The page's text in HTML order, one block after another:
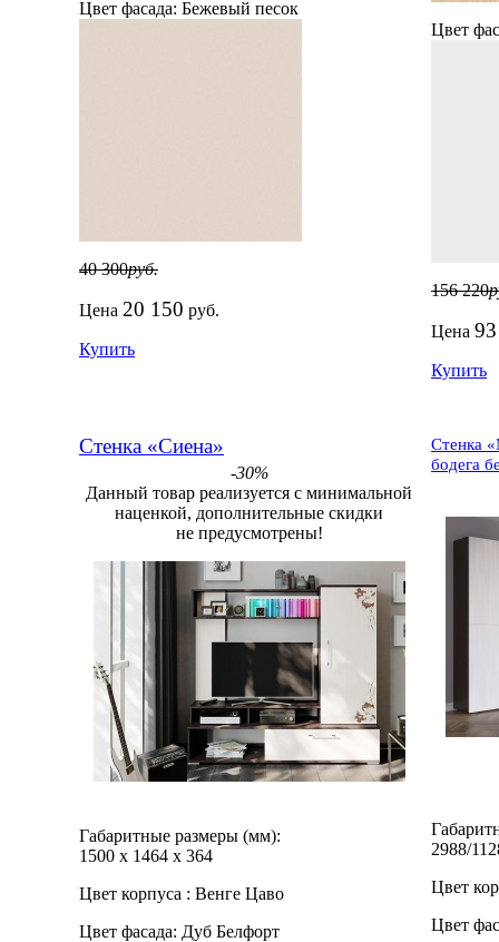
Цвет фасада: Бежевый песок
40 300руб.
Цена 20 150 руб.
Купить
Цвет
156 220
Цена
Купить
Стенка «Сиена»
-30%
Данный товар реализуется с минимальной
наценкой, дополнительные скидки
не предусмотрены!
Габаритные размеры (мм):
1500 х 1464 х 364
Цвет корпуса : Венге Цаво
Цвет фасада: Дуб Белфорт
Стенка
бодега
2988/
Цвет
Цвет